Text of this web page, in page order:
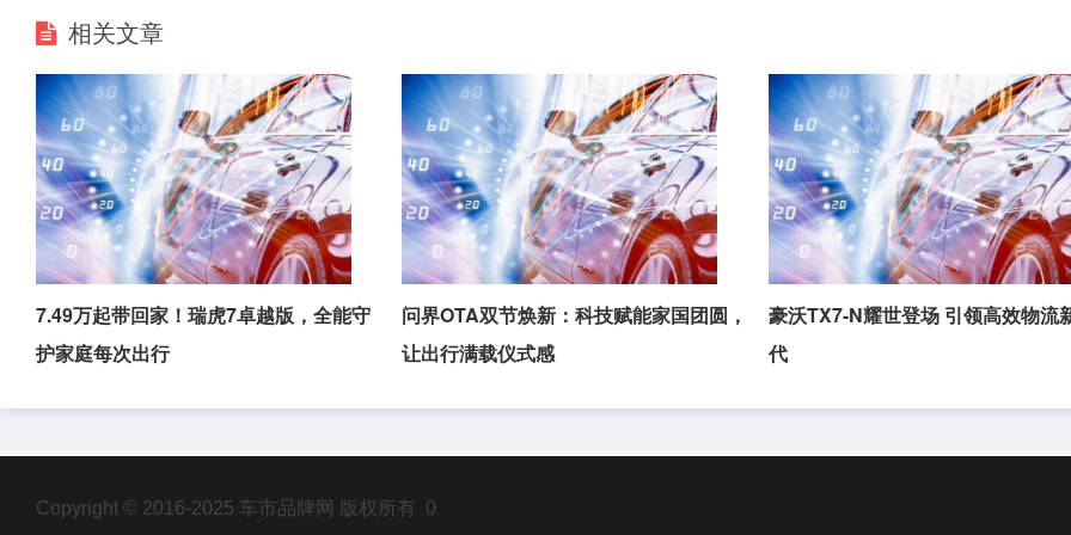
相关文章
7.49万起带回家！瑞虎7卓越版，全能守
护家庭每次出行
问界OTA双节焕新：科技赋能家国团圆，
让出行满载仪式感
豪沃TX7-N耀世登场 引领高效物流
代
Copyright © 2016-2025 车市品牌网 版权所有 0